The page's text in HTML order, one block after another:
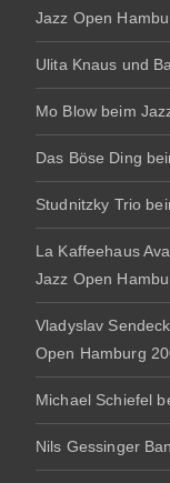
Jazz Open
Ulita Knaus und
Mo Blow beim
Das Böse Ding
Studnitzky Trio
La Kaffeehaus
Jazz Open
Vladyslav
Open Hamburg
Michael Schiefel
Nils Gessinger